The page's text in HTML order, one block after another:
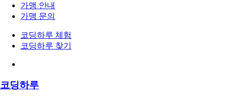
가맹 안내
가맹 문의
코딩하루 체험
코딩하루 찾기
코딩하루